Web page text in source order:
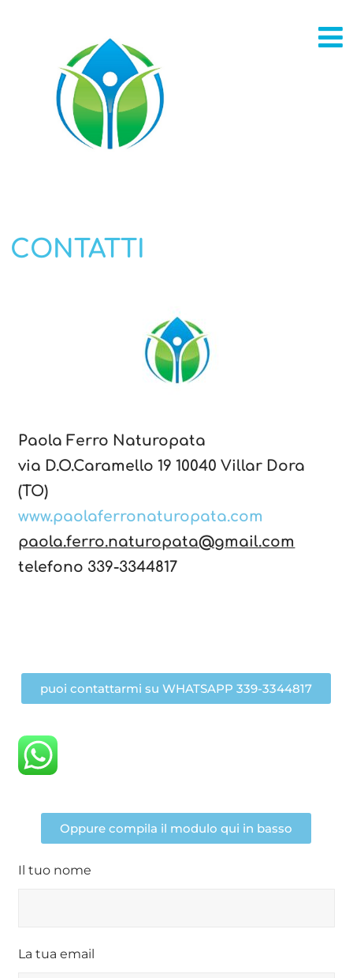
CONTATTI
Paola Ferro Naturopata
via D.O.Caramello 19 10040 Villar Dora
(TO)
www.paolaferronaturopata.com
paola.ferro.naturopata@gmail.com
telefono 339-3344817
puoi contattarmi su WHATSAPP 339-3344817
Oppure compila il modulo qui in basso
Il tuo nome
La tua email